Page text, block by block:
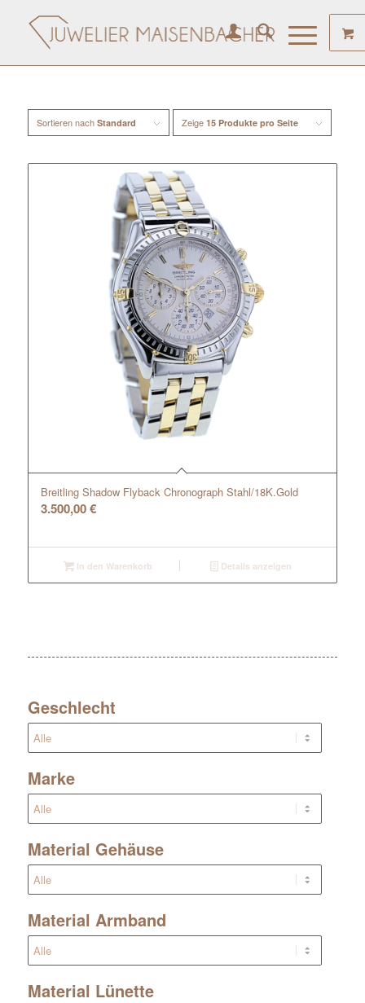
Sortieren nach Standard Zeige 15 Produkte pro Seite
Breitling Shadow Flyback Chronograph Stahl/18K.Gold
3.500,00€
In den Warenkorb Details anzeigen
Geschlecht
Marke
Material Gehäuse
Material Armband
Material Lünette